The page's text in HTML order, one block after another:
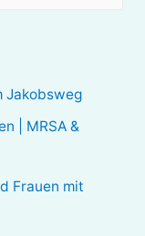
Jakobsweg
| MRSA &
Frauen mit